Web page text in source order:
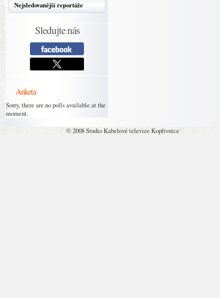
Nejsledovanější reportáže
Sledujte nás
Anketa
Sorry, there are no polls available at the
moment.
© 2008 Studio Kabelové televize Kopřivnice